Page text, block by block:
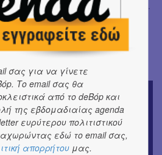
από το συγκεκριμένο κομμάτι.
up κωμικός Βύρωνας
τον ρόλο του
για πολλές ώρες το pillory που
διάρκεια των γυρισμάτων.
σας για να γίνετε
Το email σας θα
από το deBόp και
της εβδομαδιαίας agenda
ευρύτερου πολιτιστικού
εδώ το email σας,
απορρήτου μας.